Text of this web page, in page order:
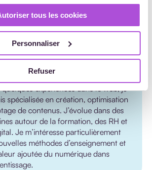
tous les cookies
Personnaliser
Refuser
Champ
d’un Master 2 en communication
Po Grenoble, je travaille
expériences dans le web, je
spécialisée en création, optimisation
de contenus. J’évolue dans des
autour de la formation, des RH et
Je m’intéresse particulièrement
méthodes d’enseignement et
ajoutée du numérique dans